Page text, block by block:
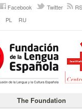
Facebook Twitter
PL RU
The Foundation